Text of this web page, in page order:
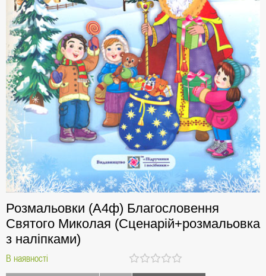
Розмальовки (А4ф) Благословення
Святого Миколая (Сценарій+розмальовка
з наліпками)
В наявності